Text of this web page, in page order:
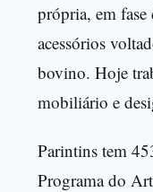
própria, em fase
acessórios
bovino. Hoje
mobiliário e
Parintins tem
Programa do